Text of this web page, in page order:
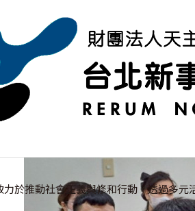
力於推動社會正義與修和行動，透過多